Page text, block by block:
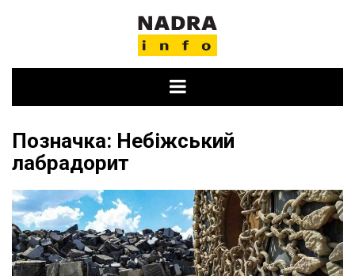
Позначка: Небіжський
лабрадорит